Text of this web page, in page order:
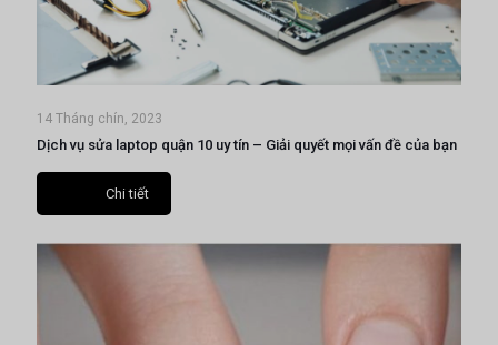
14 Tháng chín, 2023
Dịch vụ sửa laptop quận 10 uy tín – Giải quyết mọi vấn đề của bạn
Chi tiết